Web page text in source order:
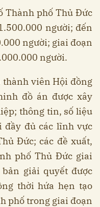
Thành phố Thủ Đức
người; đến
người; giai đoạn
người.
thành viên Hội đồng
đồ án được xây
thông tin, số liệu
đầy đủ các lĩnh vực
Đức; các đề xuất,
phố Thủ Đức giai
giải quyết được
thời hứa hẹn tạo
phố trong giai đoạn